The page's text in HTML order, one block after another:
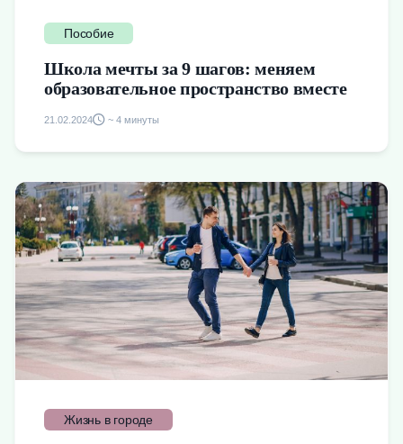
Пособие
Школа мечты за 9 шагов: меняем
образовательное пространство вместе
21.02.2024 ~ 4 минуты
Жизнь в городе